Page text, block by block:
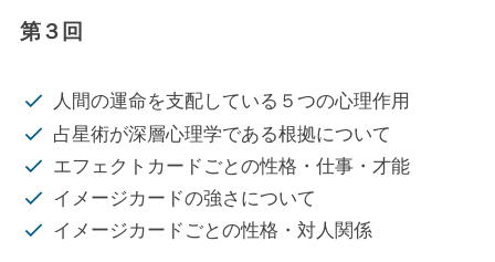
第３回
人間の運命を支配している５つの心理作用
占星術が深層心理学である根拠について
エフェクトカードごとの性格・仕事・才能
イメージカードの強さについて
イメージカードごとの性格・対人関係